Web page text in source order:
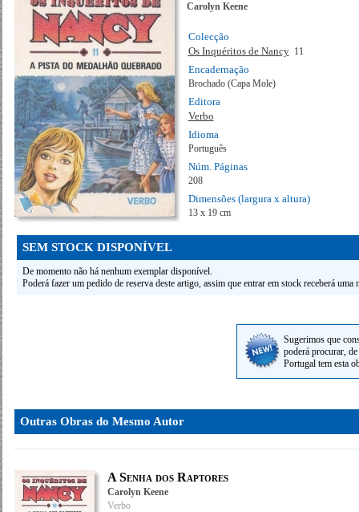
Carolyn Keene
Colecção
Os Inquéritos de Nancy11
Encadernação
Brochado (Capa Mole)
Editora
Verbo
Idioma
Português
Núm. Páginas
208
Dimensões (largura x altura)
13 x 19 cm
SEM STOCK DISPONÍVEL
De momento não há nenhum exemplar disponível.
Poderá fazer um pedido de reserva deste artigo, assim que entrar em stock receberá
Sugerimos que
poderá procurar,
Portugal tem esta
Outras Obras do Mesmo Autor
A Senha dos Raptores
Carolyn Keene
Verbo